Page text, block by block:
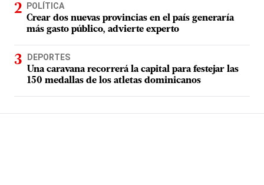
POLÍTICA
Crear dos nuevas provincias en el país generaría
más gasto público, advierte experto
DEPORTES
Una caravana recorrerá la capital para festejar las
150 medallas de los atletas dominicanos